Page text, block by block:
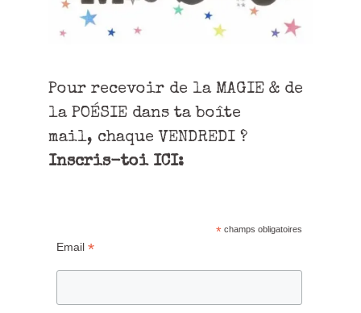
Pour recevoir de la MAGIE & de
la POÉSIE dans ta boîte
mail, chaque VENDREDI ?
Inscris-toi ICI:
* champs obligatoires
Email *